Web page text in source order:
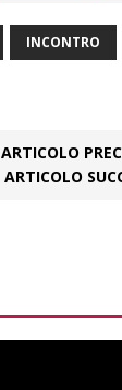
INCONTRO
ARTICOLO
ARTICOLO